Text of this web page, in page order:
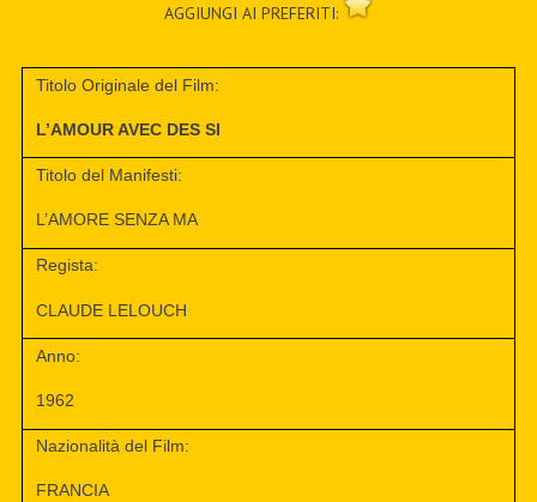
AGGIUNGI AI PREFERITI:
Titolo Originale del Film:
L’AMOUR AVEC DES SI
Titolo del Manifesti:
L’AMORE SENZA MA
Regista:
CLAUDE LELOUCH
Anno:
1962
Nazionalità del Film:
FRANCIA